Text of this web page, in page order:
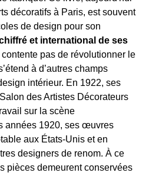
décoratifs à Paris, est souvent
de design pour son
et international de ses
contente pas de révolutionner le
à d’autres champs
intérieur. En 1922, ses
des Artistes Décorateurs
sur la scène
années 1920, ses œuvres
aux États-Unis et en
designers de renom. À ce
pièces demeurent conservées